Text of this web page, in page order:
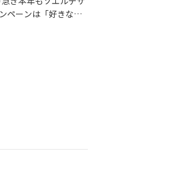
ペーンは「好きなも
んで実施しようと思
ます。 婚活中の